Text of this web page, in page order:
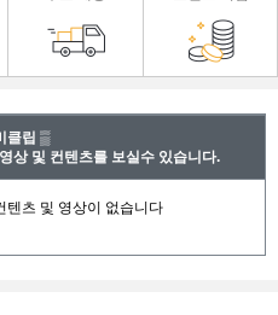
클립 ▒
상 및 컨텐츠를 보실수 있습니다.